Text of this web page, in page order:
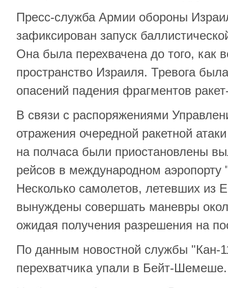
Пресс-служба Армии обороны
зафиксирован запуск
Она была перехвачена до того, как
пространство Израиля. Тревога
опасений падения фрагментов
В связи с распоряжениями
отражения очередной ракетной
на полчаса были приостановлены
рейсов в международном аэропорту
Несколько самолетов, летевших из
вынуждены совершать маневры
ожидая получения разрешения на
По данным новостной службы "Кан-
перехватчика упали в Бейт-Шемеше.